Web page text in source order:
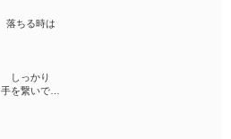
落ちる時は
しっかり
手を繋いで…